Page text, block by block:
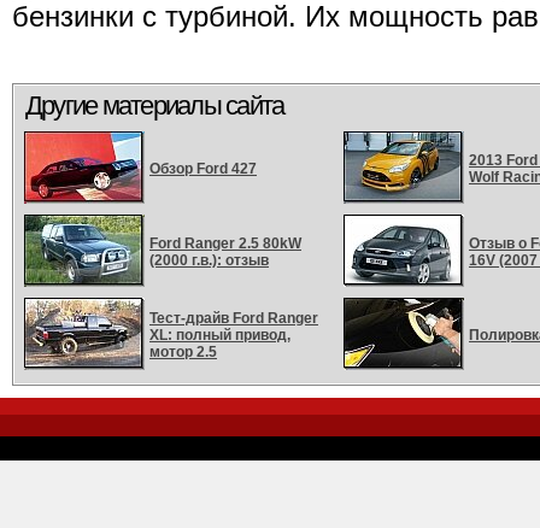
бензинки с турбиной. Их мощность
Другие материалы сайта
Обзор Ford 427
Ford Ranger 2.5 80kW
(2000 г.в.): отзыв
Тест-драйв Ford Ranger
XL: полный привод,
мотор 2.5
2013
Wolf
Отзыв о
16V (2007